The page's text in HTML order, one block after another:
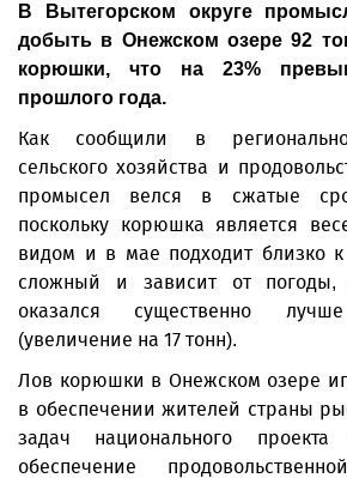
В Вытегорском округе
добыть в Онежском озере 92
корюшки, что на 23%
прошлого года.
Как сообщили в
сельского хозяйства и
промысел велся в сжатые
поскольку корюшка является
видом и в мае подходит близко
сложный и зависит от погоды,
оказался существенно
(увеличение на 17 тонн).
Лов корюшки в Онежском озере
в обеспечении жителей страны
задач национального проекта
обеспечение